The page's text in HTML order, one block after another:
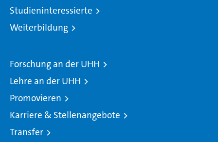
Studieninteressierte
Weiterbildung
Forschung an der UHH
Lehre an der UHH
Promovieren
Karriere & Stellenangebote
Transfer